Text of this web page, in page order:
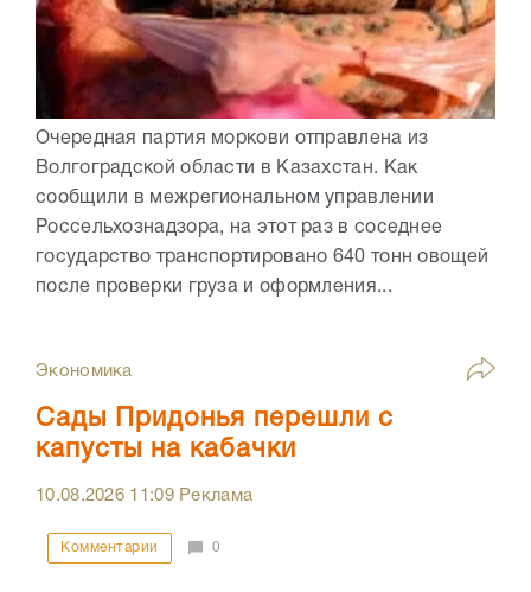
Очередная партия моркови отправлена из
Волгоградской области в Казахстан. Как
сообщили в межрегиональном управлении
Россельхознадзора, на этот раз в соседнее
государство транспортировано 640 тонн овощей
после проверки груза и оформления...
Экономика
Сады Придонья перешли с
капусты на кабачки
10.08.2026 11:09Реклама
Комментарии 0